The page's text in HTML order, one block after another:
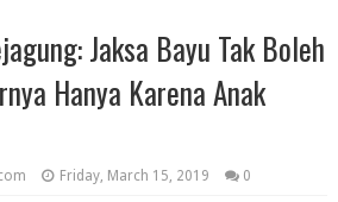
Jaksa Bayu Tak Boleh
Hanya Karena Anak
Friday, March 15, 2019 0